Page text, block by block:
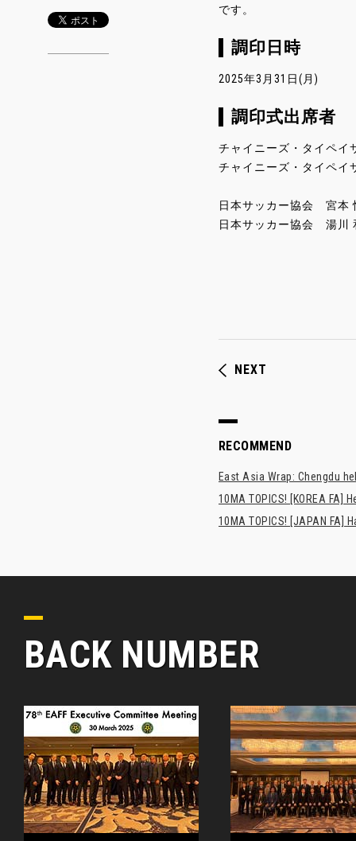
です。
調印日時
2025年3月31日(月)
調印式出席者
チャイニーズ・タイペイ
チャイニーズ・タイペイ
日本サッカー協会 宮本
日本サッカー協会 湯川
NEXT
RECOMMEND
East Asia Wrap: Chengdu
10MA TOPICS! [KOREA FA]
10MA TOPICS! [JAPAN
BACK NUMBER